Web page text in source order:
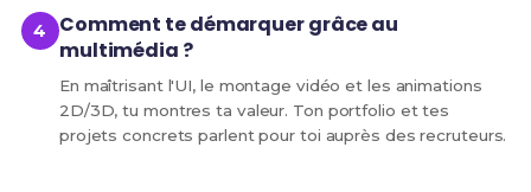
Comment te démarquer grâce au
multimédia ?
En maîtrisant l'UI, le montage vidéo et les animations
2D/3D, tu montres ta valeur. Ton portfolio et tes
projets concrets parlent pour toi auprès des recruteurs.